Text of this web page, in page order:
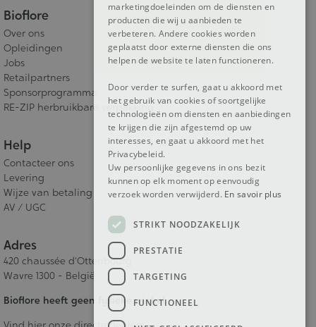
Bioflore
Over ons
Opleidingen
Jobs
Retailpartners
Sponsorprogramma
RE-ZIP herbruikbare verpakking
Help
Contacteer ons
Levering
Wijze van betaling
AV / UGC
Adres
420 chaussée d'Ottenbourg
Wavre 1300 - België
Bioflore heeft geen fysieke winkel.
marketingdoeleinden om de diensten en
producten die wij u aanbieden te
verbeteren. Andere cookies worden
geplaatst door externe diensten die ons
helpen de website te laten functioneren.
Door verder te surfen, gaat u akkoord met
het gebruik van cookies of soortgelijke
technologieën om diensten en aanbiedingen
te krijgen die zijn afgestemd op uw
interesses, en gaat u akkoord met het
Privacybeleid.
Uw persoonlijke gegevens in ons bezit
kunnen op elk moment op eenvoudig
verzoek worden verwijderd. En savoir plus
STRIKT NOODZAKELIJK
PRESTATIE
TARGETING
FUNCTIONEEL